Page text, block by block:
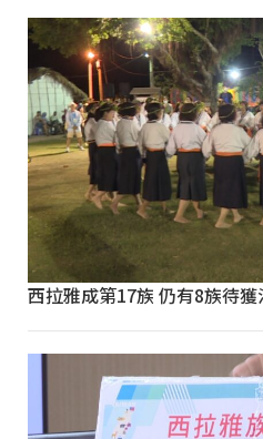
西拉雅成第17族 仍有8族待